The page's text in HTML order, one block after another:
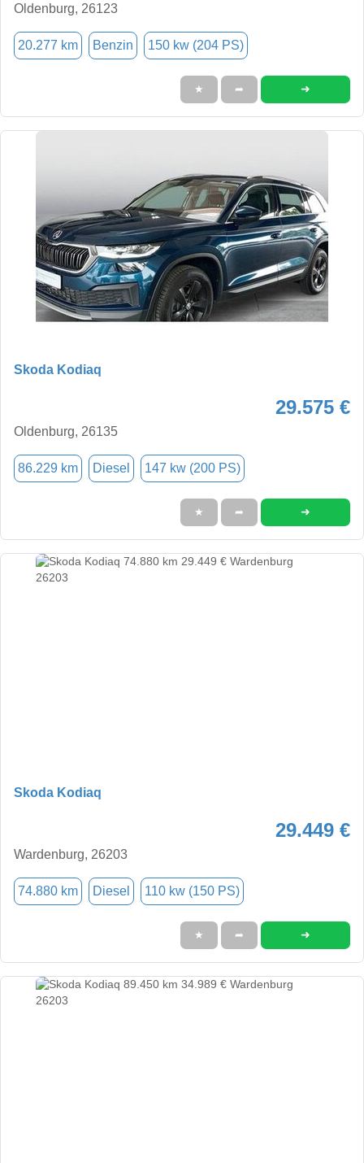
Oldenburg, 26123
20.277 km Benzin 150 kw (204 PS)
★ ➦ ➜
Skoda Kodiaq
29.575 €
Oldenburg, 26135
86.229 km Diesel 147 kw (200 PS)
★ ➦ ➜
Skoda Kodiaq
29.449 €
Wardenburg, 26203
74.880 km Diesel 110 kw (150 PS)
★ ➦ ➜